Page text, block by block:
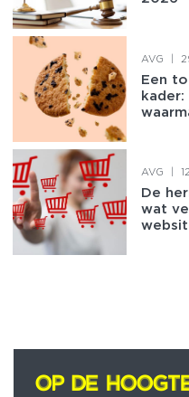
AVG
Een
kader:
AVG
De
wat
OP DE
OP DE